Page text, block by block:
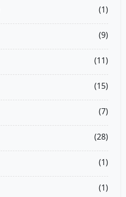
(1)
(9)
(11)
(15)
(7)
(28)
(1)
(1)